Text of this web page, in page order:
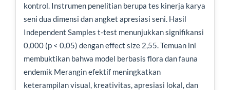
kontrol. Instrumen penelitian berupa tes kinerja karya
seni dua dimensi dan angket apresiasi seni. Hasil
Independent Samples t-test menunjukkan signifikansi
0,000 (p < 0,05) dengan effect size 2,55. Temuan ini
membuktikan bahwa model berbasis flora dan fauna
endemik Merangin efektif meningkatkan
keterampilan visual, kreativitas, apresiasi lokal, dan